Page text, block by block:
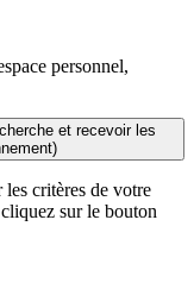
personnel,
et recevoir les
les critères de votre
sur le bouton